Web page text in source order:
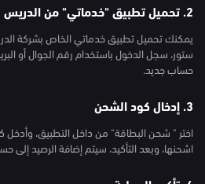
2. تحميل تطبيق "خدماتي" من الدريس
يمكنك تحميل تطبيق خدماتي الخاص بشركة
ستور، سجل الدخول باستخدام رقم الجوال أو
حساب جديد.
3. إدخال كود الشحن
اختر " شحن البطاقة" من داخل التطبيق،
اشحنها، وبعد التأكيد، سيتم إضافة الرصيد إلى